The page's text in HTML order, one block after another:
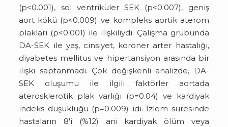
(p<0.001), sol ventriküler SEK (p<0.007), geniş
aort kökü (p<0.009) ve kompleks aortik aterom
plakları (p<0.001) ile ilişkiliydi. Çalışma grubunda
DA-SEK ile yaş, cinsiyet, koroner arter hastalığı,
diyabetes mellitus ve hipertansiyon arasında bir
ilişki saptanmadı. Çok değişkenli analizde, DA-
SEK oluşumu ile ilgili faktörler aortada
aterosklerotik plak varlığı (p=0.04) ve kardiyak
indeks düşüklüğü (p=0.009) idi. İzlem süresinde
hastaların 8'i (%12) ani kardiyak ölüm veya